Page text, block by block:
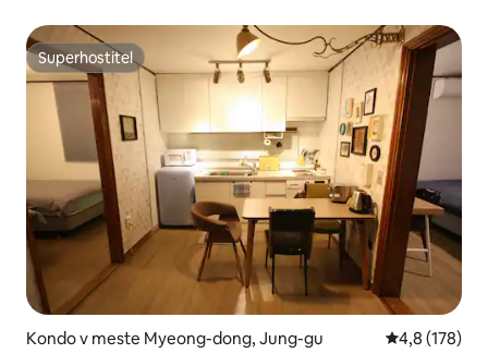
Superhostiteľ
Superhostiteľ
Kondo v meste Myeong-dong, Jung-gu Priemerné
4,8 (178)